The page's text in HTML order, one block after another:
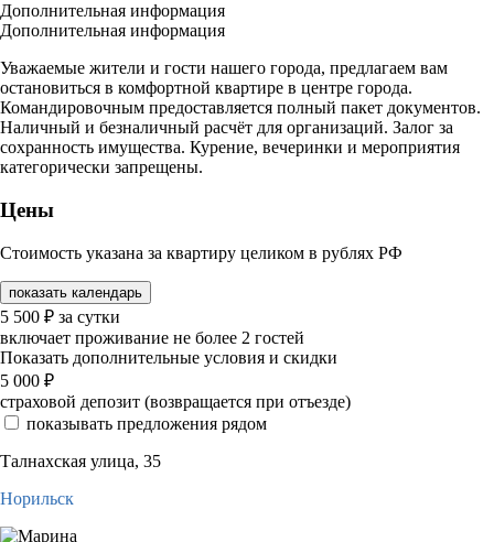
Дополнительная информация
Дополнительная информация
Уважаемые жители и гости нашего города, предлагаем вам
остановиться в комфортной квартире в центре города.
Командировочным предоставляется полный пакет документов.
Наличный и безналичный расчёт для организаций. Залог за
сохранность имущества. Курение, вечеринки и мероприятия
категорически запрещены.
Цены
Стоимость указана за квартиру целиком в рублях РФ
показать календарь
5 500 ₽ за сутки
включает проживание не более 2 гостей
Показать дополнительные условия и скидки
5 000 ₽
страховой депозит (возвращается при отъезде)
показывать предложения рядом
Талнахская улица, 35
Норильск